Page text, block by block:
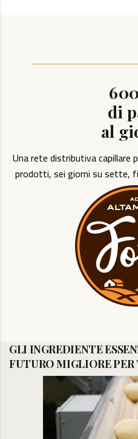
600
di
al
Una rete distributiva
prodotti, sei giorni su sette,
GLI INGREDIENTE
FUTURO MIGLIORE